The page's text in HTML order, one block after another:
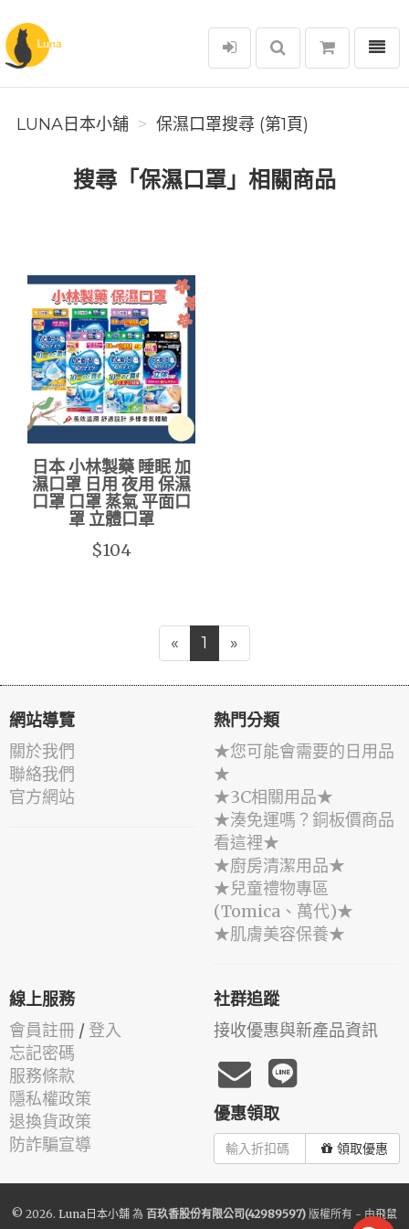
Luna日本小舖
選單
LUNA日本小舖 保濕口罩搜尋 (第1頁)
搜尋「保濕口罩」相關商品
日本 小林製藥 睡眠 加
濕口罩 日用 夜用 保濕
口罩 口罩 蒸氣 平面口
罩 立體口罩
$104
« 1 »
網站導覽
關於我們
聯絡我們
官方網站
熱門分類
★您可能會需要的日用品
★
★3C相關用品★
★湊免運嗎？銅板價商品
看這裡★
★廚房清潔用品★
★兒童禮物專區
(Tomica、萬代)★
★肌膚美容保養★
線上服務
會員註冊 / 登入
忘記密碼
服務條款
隱私權政策
退換貨政策
防詐騙宣導
社群追蹤
接收優惠與新產品資訊
優惠領取
領取優惠
© 2026. Luna日本小舖 為 百玖香股份有限公司(42989597) 版權所有 - 由飛鼠